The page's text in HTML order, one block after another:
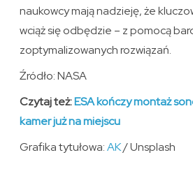
naukowcy mają nadzieję, że
wciąż się odbędzie – z pomocą
zoptymalizowanych rozwiązań.
Źródło: NASA
Czytaj też:ESA kończy montaż
kamer już na miejscu
Grafika tytułowa:AK/ Unsplash